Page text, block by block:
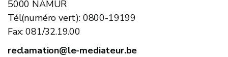
5000 NAMUR
Tél(numéro vert): 0800-19199
Fax: 081/32.19.00
reclamation@le-mediateur.be